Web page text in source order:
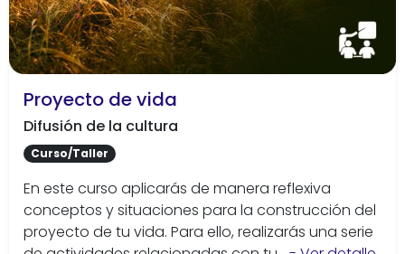
Proyecto de vida
Difusión de la cultura
Curso/Taller
En este curso aplicarás de manera reflexiva
conceptos y situaciones para la construcción del
proyecto de tu vida. Para ello, realizarás una serie